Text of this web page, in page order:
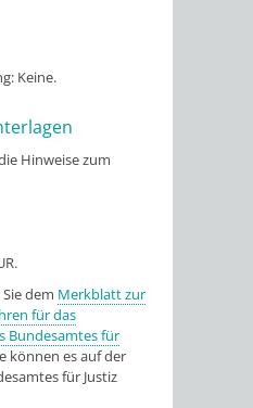
Keine.
Hinweise zum
dem Merkblatt zur
für das
Bundesamtes für
können es auf der
für Justiz